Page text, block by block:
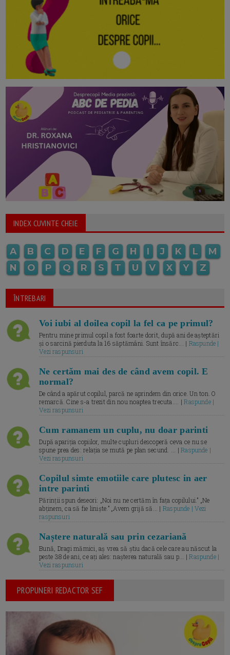
INDEX CUVINTE CHEIE
A B C D E F G H I J K L
M
N
O P Q R S T U V X Y Z
ÎNTREBARI
Voi iubi al doilea copil la fel ca pe primul?
Pentru mine primul copil a fost foarte dorit, după ani de așteptări
și o sarcină pierduta la 16 săptămâni. Sunt însărc... | Raspunde |
Vezi raspunsuri
Ne certăm mai des de când avem copil. E
normal?
De când a apărut copilul, parcă ne aprindem din orice. Un ton. O
remarcă. Cine s-a trezit din nou noaptea trecuta.... |Raspunde |
Vezi raspunsuri
Cum ramanem un cuplu, nu doar parinti
După apariția copiilor, multe cupluri descoperă ceva ce nu se
spune prea des: relația se mută pe plan secund. ... |Raspunde |
Vezi raspunsuri
Copilul simte emotiile care plutesc in aer
intre parinti
Părinții spun deseori: „Noi nu ne certăm în fața copilului.” „Ne
abținem, ca să fie liniște.” „Avem grijă să... | Raspunde | Vezi
raspunsuri
Naștere naturală sau prin cezariană
Bună, Dragi mămici, aș vrea să știu dacă cele care au născut la
peste 38 de ani, ce ați ales: nașterea naturală sau p... |Raspunde |
Vezi raspunsuri
PROPUNERI REDACTOR SEF